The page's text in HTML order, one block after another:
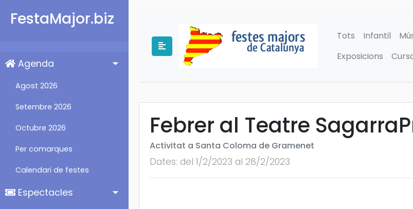
FestaMajor.biz
Agenda
Agost 2026
Setembre 2026
Octubre 2026
Per comarques
Calendari de festes
Espectacles
Tots Infantil
Exposicions
Febrer al Teatre
Activitat a Santa Coloma de Gramenet
Dates: del 1/2/2023 al 28/2/2023